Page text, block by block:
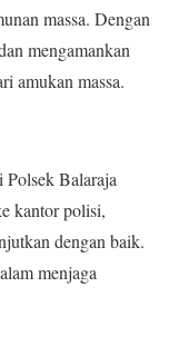
massa. Dengan
mengamankan
amukan massa.
Polsek Balaraja
kantor polisi,
dengan baik.
menjaga